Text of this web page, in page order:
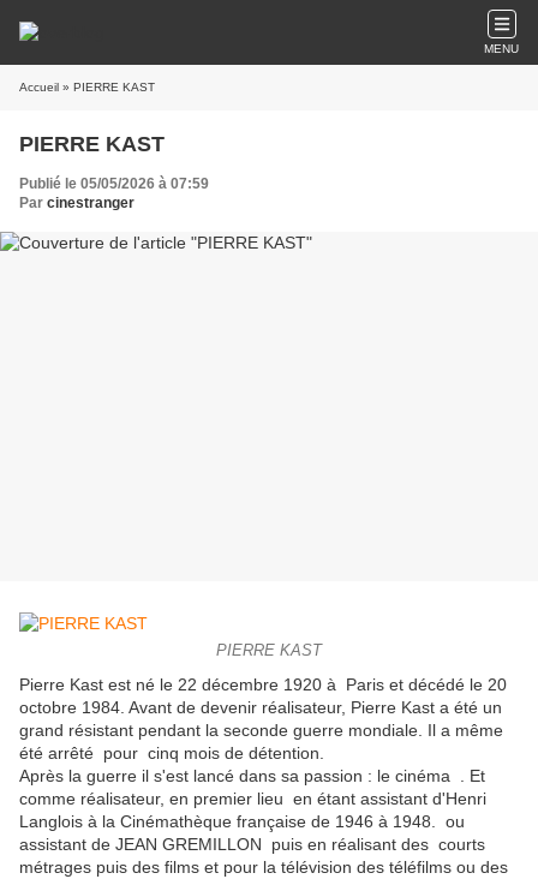
MENU
Accueil » PIERRE KAST
PIERRE KAST
Publié le 05/05/2026 à 07:59
Par cinestranger
PIERRE KAST
Pierre Kast est né le 22 décembre 1920 à Paris et décédé le 20
octobre 1984. Avant de devenir réalisateur, Pierre Kast a été un
grand résistant pendant la seconde guerre mondiale. Il a même
été arrêté pour cinq mois de détention.
Après la guerre il s'est lancé dans sa passion : le cinéma . Et
comme réalisateur, en premier lieu en étant assistant d'Henri
Langlois à la Cinémathèque française de 1946 à 1948. ou
assistant de JEAN GREMILLON puis en réalisant des courts
métrages puis des films et pour la télévision des téléfilms ou des